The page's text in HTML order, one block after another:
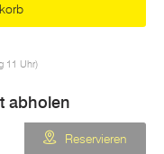
11 Uhr)
abholen
Reservieren